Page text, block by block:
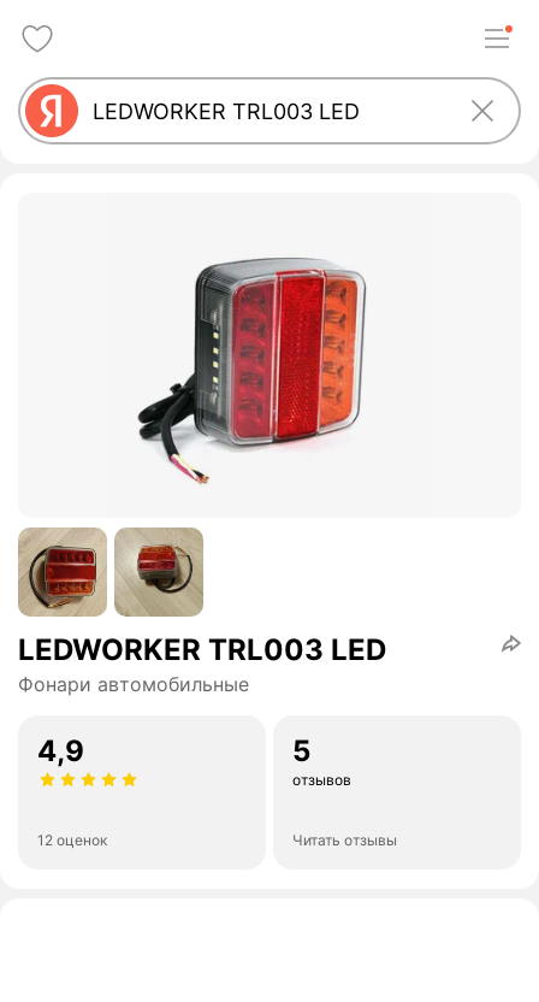
LEDWORKER TRL003 LED
Фонари автомобильные
4,9
12 оценок
5
отзывов
Читать отзывы